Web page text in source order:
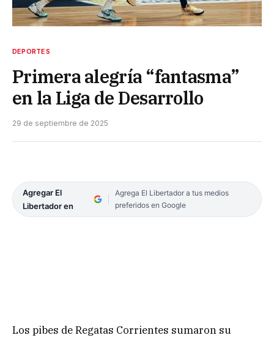
DEPORTES
Primera alegría “fantasma”
en la Liga de Desarrollo
29 de septiembre de 2025
Agregar El
Libertador en
Agrega El Libertador a tus medios
preferidos en Google
Los pibes de Regatas Corrientes sumaron su